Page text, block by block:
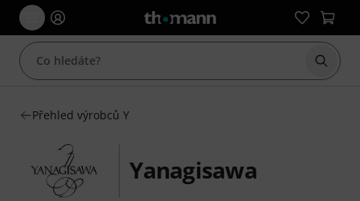
Začít
Přehled výrobců Y
Yanagisawa